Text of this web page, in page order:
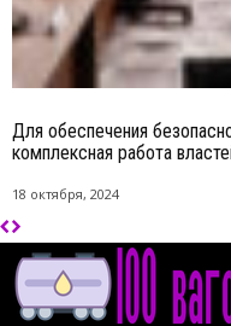
Для обеспечения
комплексная работа
18 октября, 2024